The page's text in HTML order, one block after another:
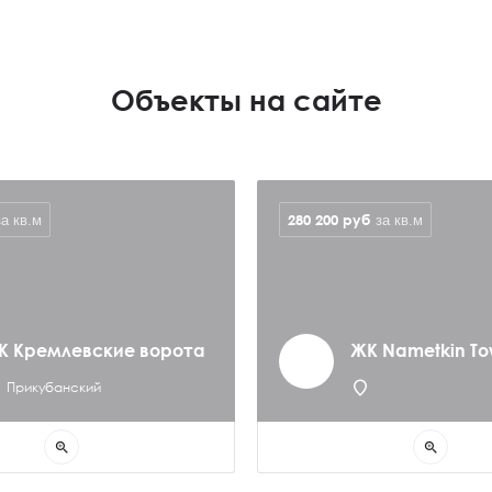
Объекты на сайте
Кремлевские ворота
Прикубанский
кв.м
zoom_in
ЖК Nametkin
280 200 руб за кв.м
zoom_in